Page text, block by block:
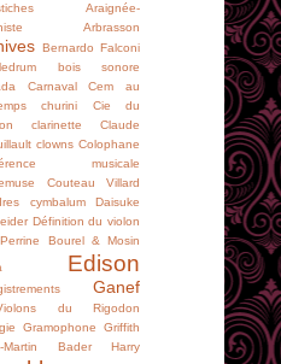
Araignée-
Arbrasson
Bernardo Falconi
bois sonore
Carnaval
Cem au
churini
Cie du
clarinette
Claude
clowns Colophane
musicale
Couteau Villard
cymbalum
Daisuke
Définition du violon
Bourel & Mosin
Edison
Ganef
du Rigodon
Gramophone
Griffith
Martin Bader
Harry